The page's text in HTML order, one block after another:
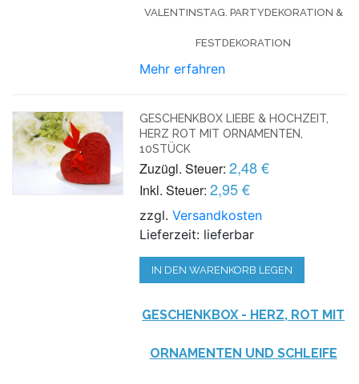
VALENTINSTAG. PARTYDEKORATION &
FESTDEKORATION
Mehr erfahren
GESCHENKBOX LIEBE & HOCHZEIT,
HERZ ROT MIT ORNAMENTEN,
10STÜCK
Zuzügl. Steuer: 2,48 €
Inkl. Steuer: 2,95 €
zzgl.Versandkosten
Lieferzeit: lieferbar
IN DEN WARENKORB LEGEN
GESCHENKBOX - HERZ, ROT MIT
ORNAMENTEN UND SCHLEIFE